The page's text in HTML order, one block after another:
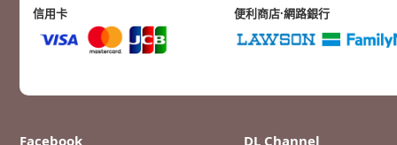
信用卡 便利商店·網路銀行
Facebook DL Channel